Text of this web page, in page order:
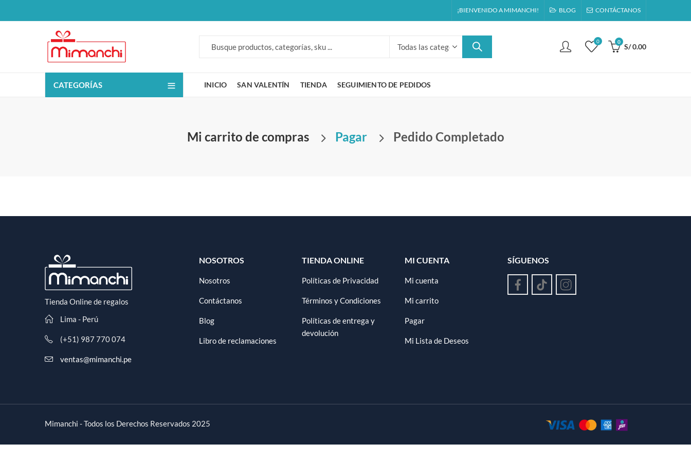
¡BIENVENIDO A MIMANCHI! BLOG CONTÁCTANOS
0 0
S/0.00
CATEGORÍAS INICIO SAN VALENTÍN TIENDA SEGUIMIENTO DE PEDIDOS
Mi carrito de compras Pagar Pedido Completado
Tienda Online de regalos
Lima - Perú
(+51) 987 770 074
ventas@mimanchi.pe
NOSOTROS
Nosotros
Contáctanos
Blog
Libro de reclamaciones
TIENDA ONLINE
Políticas de Privacidad
Términos y Condiciones
Políticas de entrega y
devolución
MI CUENTA
Mi cuenta
Mi carrito
Pagar
Mi Lista de Deseos
SÍGUENOS
Mimanchi - Todos los Derechos Reservados 2025